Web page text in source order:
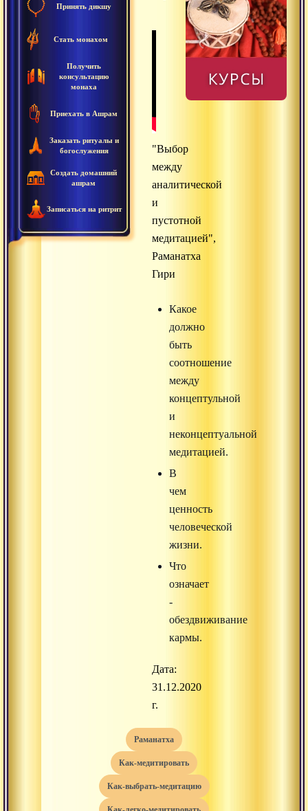
Принять дикшу
Стать монахом
Получить
консультацию
монаха
Приехать в Ашрам
Заказать ритуалы и
богослужения
Создать домашний
ашрам
Записаться на ритрит
"Выбор
между
аналитической
и
пустотной
медитацией",
Раманатха
Гири
Какое
должно
быть
соотношение
между
концептульной
и
неконцептуальной
медитацией.
В
чем
ценность
человеческой
жизни.
Что
означает
-
обездвиживание
кармы.
Дата:
31.12.2020
г.
раманатха
как-медитировать
как-выбрать-медитацию